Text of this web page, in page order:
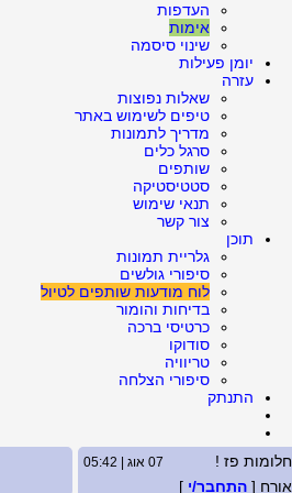
העדפות
אימות
שינוי סיסמה
יומן פעילות
עזרה
שאלות נפוצות
טיפים לשימוש באתר
מדריך לתמונות
סרגל כלים
שותפים
סטטיסטיקה
תנאי שימוש
צור קשר
תוכן
גלריית תמונות
סיפורי גולשים
לוח מודעות שותפים לטיול
בדיחות והומור
כרטיסי ברכה
סודוקו
טריוויה
סיפורי הצלחה
התנתק
חלומות פז ! 07 אוג | 05:42
אורח [ התחבר/י ]